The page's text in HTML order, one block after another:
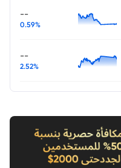
--
0.59%
--
2.52%